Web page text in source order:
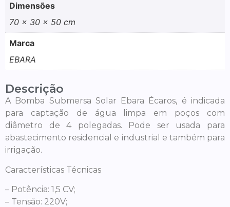
Dimensões
70 × 30 × 50 cm
Marca
EBARA
Descrição
A Bomba Submersa Solar Ebara Écaros, é indicada
para captação de água limpa em poços com
diâmetro de 4 polegadas. Pode ser usada para
abastecimento residencial e industrial e também para
irrigação.
Características Técnicas
– Potência: 1,5 CV;
– Tensão: 220V;